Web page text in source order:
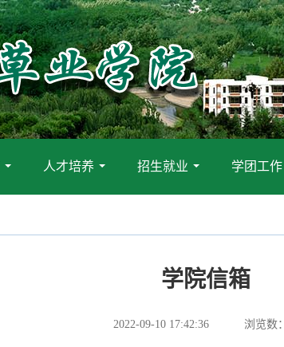
人才培养
招生就业
学团工作
学院信箱
2022-09-10 17:42:36 浏览数：